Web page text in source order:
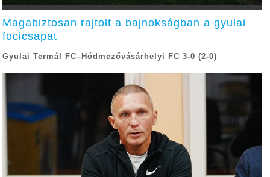
Magabiztosan rajtolt a bajnokságban a gyulai
focicsapat
Gyulai Termál FC–Hódmezővásárhelyi FC 3-0 (2-0)